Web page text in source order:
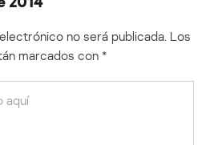
no será publicada. Los
marcados con *